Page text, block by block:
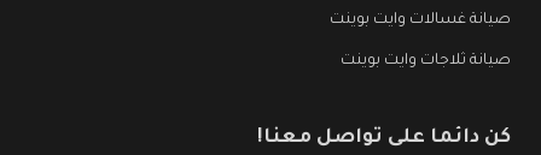
صيانة غسالات وايت بوينت
صيانة ثلاجات وايت بوينت
كن دائما على تواصل معنا!